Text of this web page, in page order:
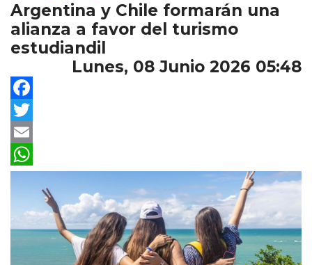
Argentina y Chile formarán una
alianza a favor del turismo
estudiandil
Lunes, 08 Junio 2026 05:48
Facebook
Twitter
Email
WhatsApp